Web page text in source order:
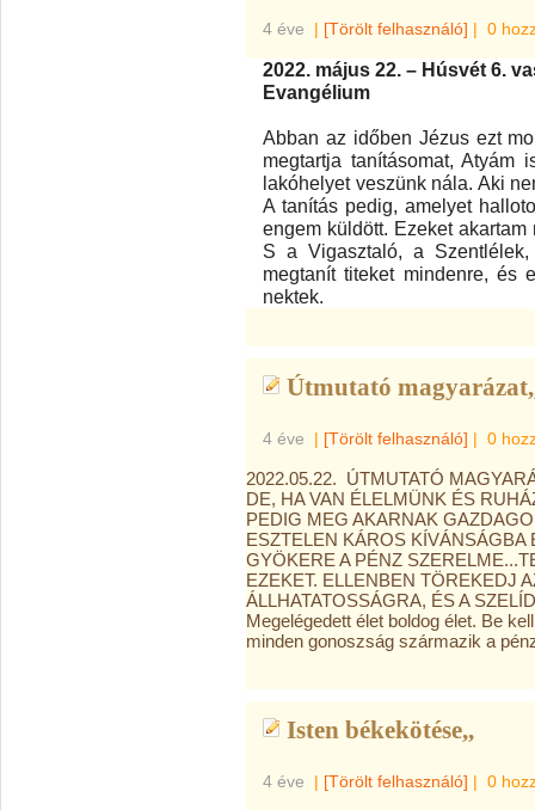
4 éve | [Törölt felhasználó] | 0
2022. május 22. – Húsvét 6.
Evangélium
Abban az időben Jézus ezt
megtartja tanításomat, Atyám
lakóhelyet veszünk nála. Aki
A tanítás pedig, amelyet
engem küldött. Ezeket
S a Vigasztaló, a
megtanít titeket mindenre, és
nektek.
Útmutató
4 éve | [Törölt felhasználó] | 0
2022.05.22. ÚTMUTATÓ
DE, HA VAN ÉLELMÜNK ÉS
PEDIG MEG AKARNAK
ESZTELEN KÁROS
GYÖKERE A PÉNZ
EZEKET. ELLENBEN TÖREKEDJ
ÁLLHATATOSSÁGRA, ÉS A
Megelégedett élet boldog élet. Be
minden gonoszság származik a
Isten békekötése,,
4 éve | [Törölt felhasználó] | 0